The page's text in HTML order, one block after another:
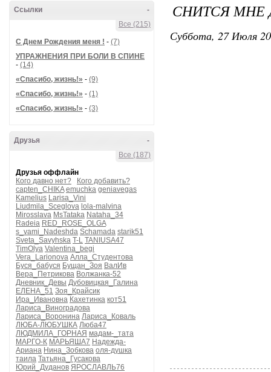
-
Ссылки
Все (215)
С Днем Рождения меня ! - (7)
УПРАЖНЕНИЯ ПРИ БОЛИ В СПИНЕ
- (14)
«Спасибо, жизнь!» - (9)
«Спасибо, жизнь!» - (1)
«Спасибо, жизнь!» - (3)
-
Друзья
Все (187)
Друзья оффлайн
Кого давно нет?
Кого добавить?
capten_CHIKA emuchka geniavegas
Kamelius Larisa_Vini
Liudmila_Sceglova lola-malvina
Mirosslava MsTataka Nataha_34
Radeia RED_ROSE_OLGA
s_vami_Nadeshda Schamada starik51
Sveta_Savyhska T-L TANIUSA47
TimOlya Valentina_begi
Vera_Larionova Алла_Студентова
Буся_бабуся Бущан_Зоя ВалИв
Вера_Петрикова Волжанка-52
Дневник_Девы Дубовицкая_Галина
ЕЛЕНА_51 Зоя_Крайсик
Ира_Ивановна Кахетинка кот51
Лариса_Виноградова
Лариса_Воронина Лариса_Коваль
ЛЮБА-ЛЮБУШКА Люба47
ЛЮДМИЛА_ГОРНАЯ мадам-_тата
МАРГО-К МАРЬЯША7 Надежда-
Ариана Нина_Зобкова оля-душка
таила Татьяна_Гусакова
Юрий_Дуданов ЯРОСЛАВЛЬ76
СНИТСЯ МНЕ
Суббота, 27 Июля